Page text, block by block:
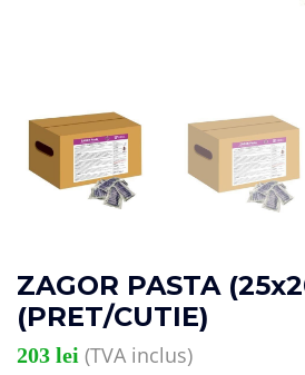
ZAGOR PASTA
(PRET/CUTIE)
203 lei (TVA inclus)